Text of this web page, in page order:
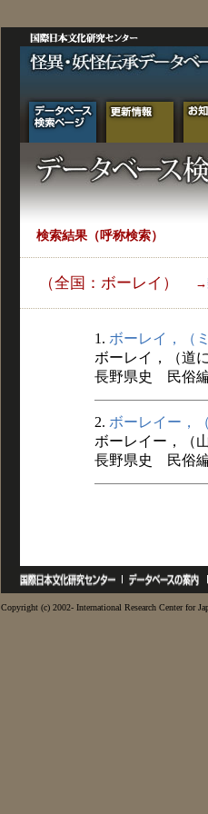
検索結果（呼称検索）
（全国：ボーレイ） →
1. ボーレイ，（
ボーレイ，（道
長野県史 民俗
2. ボーレイー，
ボーレイー，（
長野県史 民俗
Copyright (c) 2002- International Research Center for